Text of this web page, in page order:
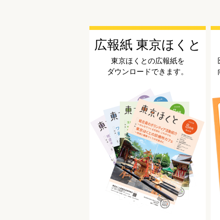
広報紙 東京ほくと
東京ほくとの広報紙を
ダウンロードできます。